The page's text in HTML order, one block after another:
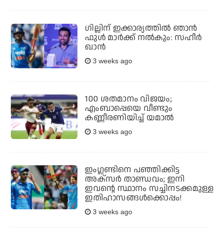
ഗില്ലിന് ഇക്കാര്യത്തില്‍ ഞാന്‍
ഫുള്‍ മാര്‍ക്ക് നല്‍കും: സഹീര്‍
ഖാന്‍
3 weeks ago
100 ശതമാനം വിജയം;
എംബാപ്പെയെ വീണ്ടും
കണ്ണീരണിയിച്ച് യമാല്‍
3 weeks ago
ഇംഗ്ലണ്ടിനെ പഞ്ഞിക്കിട്ട
അക്സര്‍ താണ്ഡവം; ഇനി
ഇവന്റെ സ്ഥാനം സച്ചിനടക്കമുള്ള
ഇതിഹാസങ്ങള്‍ക്കൊപ്പം!
3 weeks ago